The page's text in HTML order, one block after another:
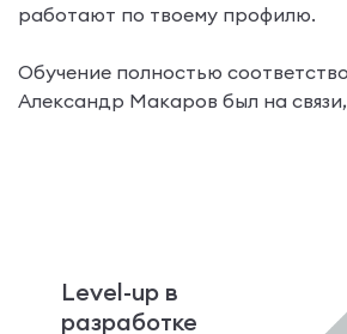
работают по твоему профилю.
Обучение полностью
Александр Макаров был на
Level-up в
разработке